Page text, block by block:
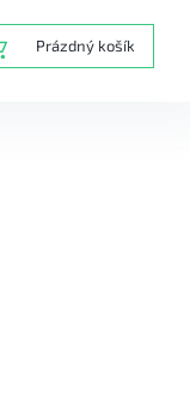
NÁKUPNÍ
KOŠÍK
Prázdný košík